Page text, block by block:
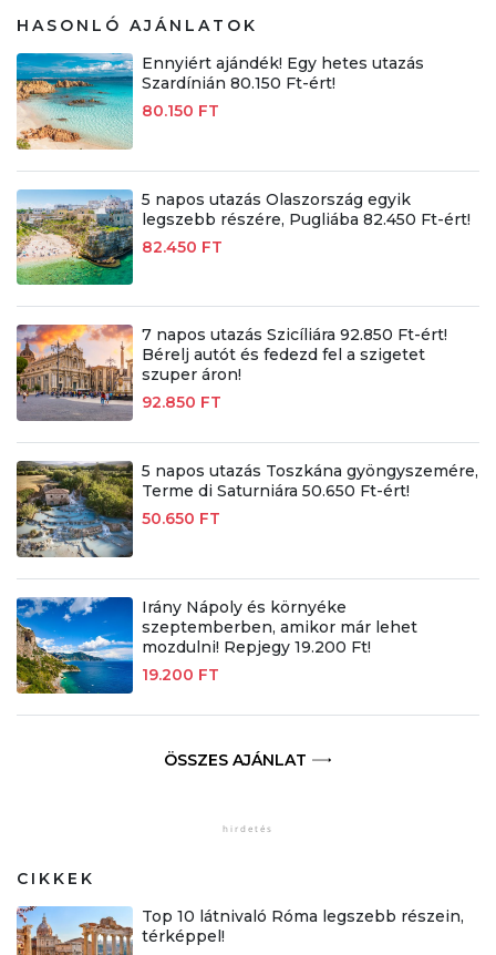
HASONLÓ AJÁNLATOK
Ennyiért ajándék! Egy hetes utazás
Szardínián 80.150 Ft-ért!
80.150 FT
5 napos utazás Olaszország egyik
legszebb részére, Pugliába 82.450 Ft-ért!
82.450 FT
7 napos utazás Szicíliára 92.850 Ft-ért!
Bérelj autót és fedezd fel a szigetet
szuper áron!
92.850 FT
5 napos utazás Toszkána gyöngyszemére,
Terme di Saturniára 50.650 Ft-ért!
50.650 FT
Irány Nápoly és környéke
szeptemberben, amikor már lehet
mozdulni! Repjegy 19.200 Ft!
19.200 FT
ÖSSZES AJÁNLAT
CIKKEK
Top 10 látnivaló Róma legszebb részein,
térképpel!